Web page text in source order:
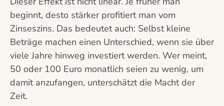
beginnt, desto stärker profitiert man vom
Zinseszins. Das bedeutet auch: Selbst kleine
Beträge machen einen Unterschied, wenn sie über
viele Jahre hinweg investiert werden. Wer meint,
50 oder 100 Euro monatlich seien zu wenig, um
damit anzufangen, unterschätzt die Macht der
Zeit.